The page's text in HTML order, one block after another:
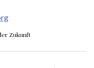
Zukunft